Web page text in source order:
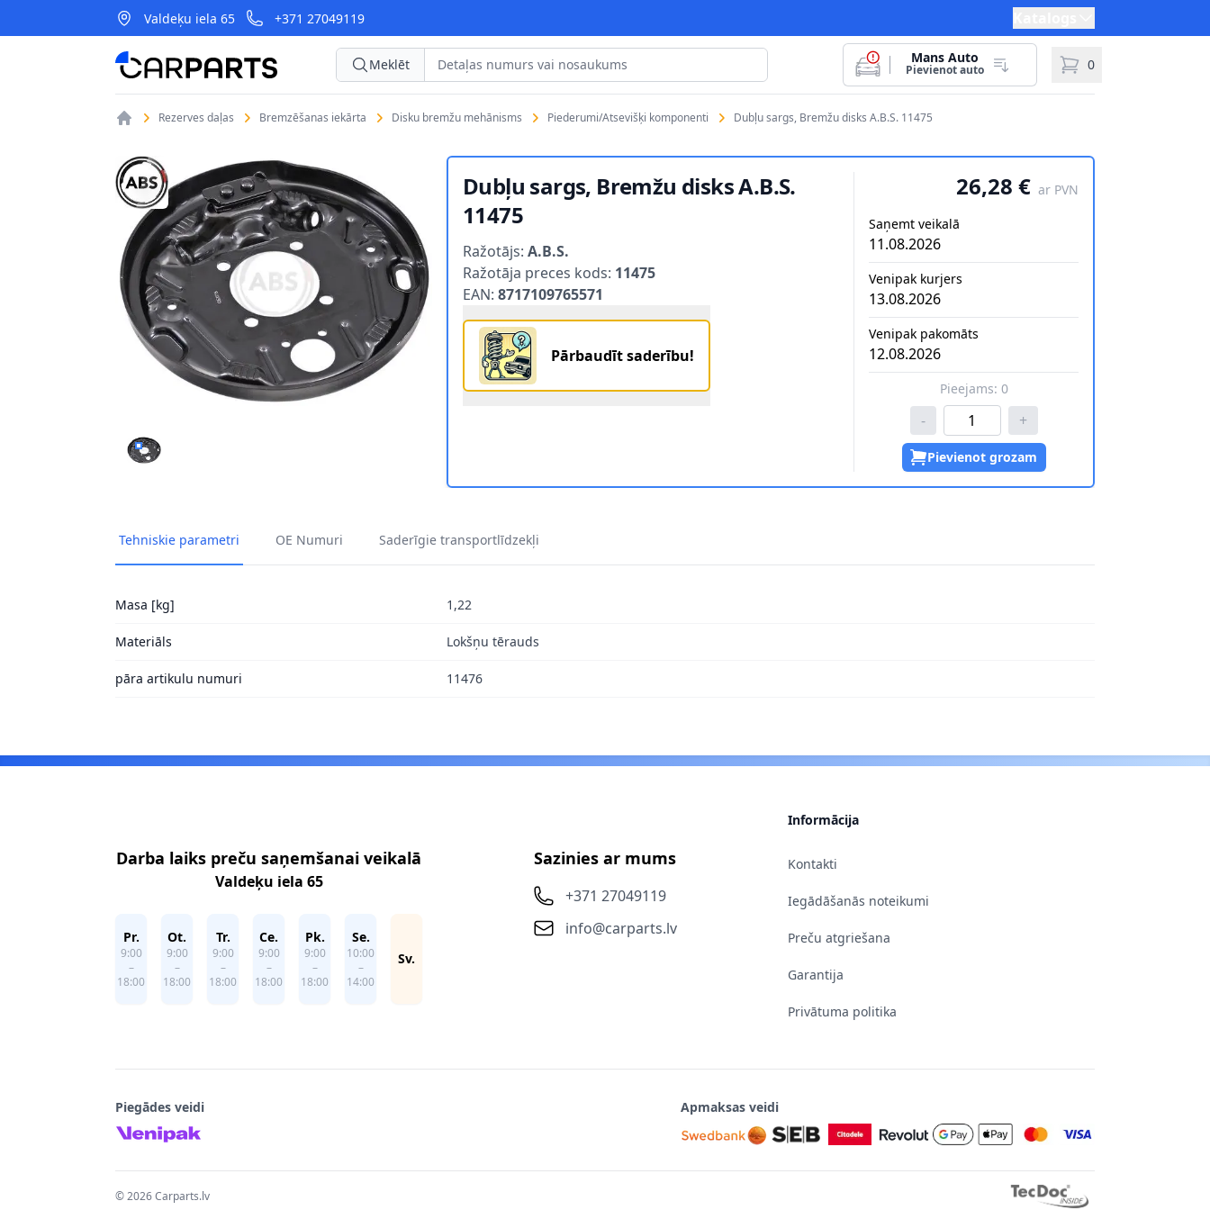
Valdeķu iela 65 +371 27049119
CarParts Meklēt Mans Auto
Pievienot auto 0
Rezerves daļas Bremzēšanas iekārta Disku bremžu mehānisms Piederumi/Atsevišķi komponenti Dubļu sargs, Bremžu disks A.B.S. 11475
DUBĻU SARGS, BREMŽU DISKS A.B.S. 11475 1
Dubļu sargs, Bremžu disks A.B.S.
11475
Ražotājs: A.B.S.
Ražotāja preces kods: 11475
EAN: 8717109765571
Pārbaudīt saderību!
26,28 € ar PVN
Saņemt veikalā
11.08.2026
Venipak kurjers
13.08.2026
Venipak pakomāts
12.08.2026
Pieejams: 0
- +
Pievienot grozam
Tehniskie parametri OE Numuri Saderīgie transportlīdzekļi
Masa [kg] 1,22
Materiāls Lokšņu tērauds
pāra artikulu numuri 11476
Darba laiks preču saņemšanai veikalā
Valdeķu iela 65
Pr.
9:00
–
18:00
Ot.
9:00
–
18:00
Tr.
9:00
–
18:00
Ce.
9:00
–
18:00
Pk.
9:00
–
18:00
Se.
10:00
–
14:00
Sv.
Sazinies ar mums
+371 27049119
info@carparts.lv
Informācija
Kontakti
Iegādāšanās noteikumi
Preču atgriešana
Garantija
Privātuma politika
Piegādes veidi Apmaksas veidi
©2026Carparts.lv